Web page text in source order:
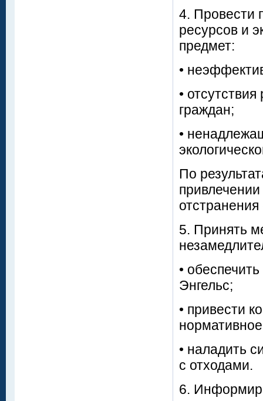
4. Провести
ресурсов и
предмет:
•
•
граждан;
•
По
5. Принять
•
Энгельс;
• привести
• наладить
с отходами.
6.